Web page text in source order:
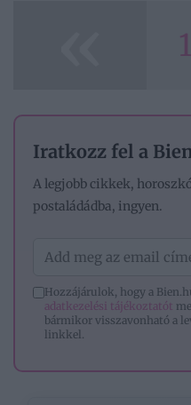
Iratkozz fel a
A legjobb cikkek,
postaládádba, ingyen.
Hozzájárulok, hogy a
adatkezelési tájékoztatót
bármikor visszavonható a
linkkel.